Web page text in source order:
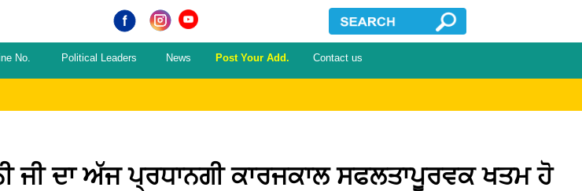
No. Political Leaders News Post Your Add. Contact us
ਜੀ ਦਾ ਅੱਜ ਪ੍ਰਧਾਨਗੀ ਕਾਰਜਕਾਲ ਸਫਲਤਾਪੂਰਵਕ ਖਤਮ ਹੋ